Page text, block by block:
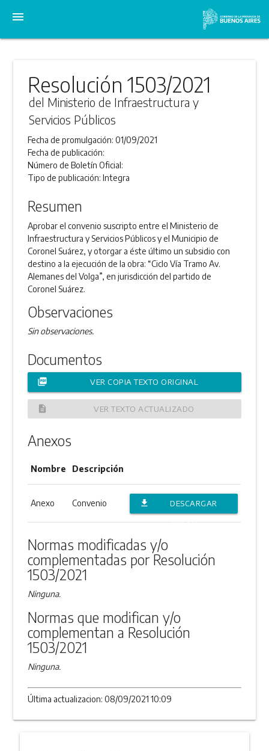
menu
Resolución 1503/2021
del Ministerio de Infraestructura y
Servicios Públicos
Fecha de promulgación:01/09/2021
Fecha de publicación:
Número de Boletín Oficial:
Tipo de publicación:Integra
Resumen
Aprobar el convenio suscripto entre el Ministerio de
Infraestructura y Servicios Públicos y el Municipio de
Coronel Suárez, y otorgar a éste último un subsidio con
destino a la ejecución de la obra: “Ciclo Vía Tramo Av.
Alemanes del Volga”, en jurisdicción del partido de
Coronel Suárez.
Observaciones
Sin observaciones.
Documentos
picture_as_pdf VER COPIA TEXTO ORIGINAL
description VER TEXTO ACTUALIZADO
Anexos
Nombre Descripción
Anexo Convenio file_download
DESCARGAR
ANEXO
Normas modificadas y/o
complementadas por Resolución
1503/2021
Ninguna.
Normas que modifican y/o
complementan a Resolución
1503/2021
Ninguna.
Última actualizacion: 08/09/2021 10:09